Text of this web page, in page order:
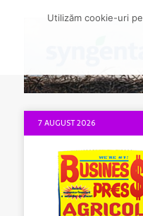
7 AUGUST 2026
Utilizăm cookie-uri